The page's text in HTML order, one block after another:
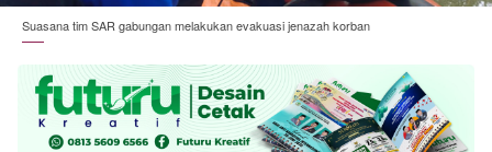
Suasana tim SAR gabungan melakukan evakuasi jenazah korban